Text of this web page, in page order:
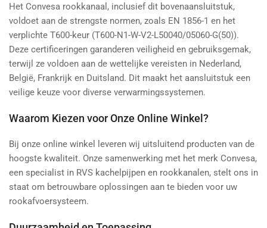
Het Convesa rookkanaal, inclusief dit bovenaansluitstuk,
voldoet aan de strengste normen, zoals EN 1856-1 en het
verplichte T600-keur (T600-N1-W-V2-L50040/05060-G(50)).
Deze certificeringen garanderen veiligheid en gebruiksgemak,
terwijl ze voldoen aan de wettelijke vereisten in Nederland,
België, Frankrijk en Duitsland. Dit maakt het aansluitstuk een
veilige keuze voor diverse verwarmingssystemen.
Waarom Kiezen voor Onze Online Winkel?
Bij onze online winkel leveren wij uitsluitend producten van de
hoogste kwaliteit. Onze samenwerking met het merk Convesa,
een specialist in RVS kachelpijpen en rookkanalen, stelt ons in
staat om betrouwbare oplossingen aan te bieden voor uw
rookafvoersysteem.